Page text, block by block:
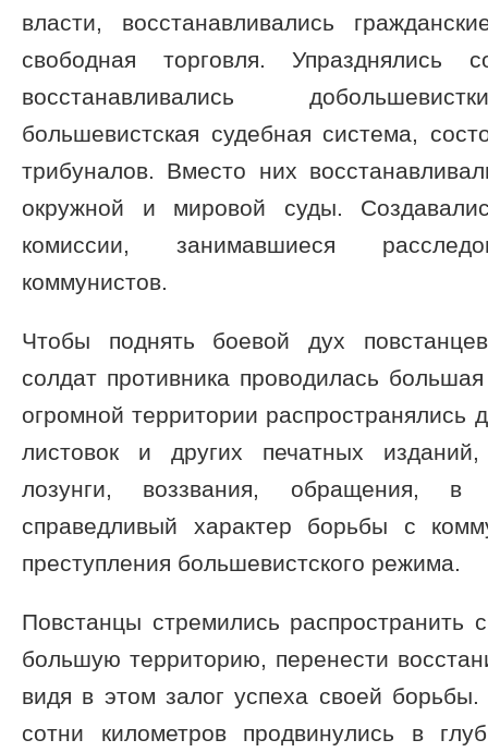
власти, восстанавливались
свободная торговля. Упразднялись
восстанавливались
большевистская судебная система,
трибуналов. Вместо них
окружной и мировой суды.
комиссии, занимавшиеся
коммунистов.
Чтобы поднять боевой дух
солдат противника проводилась
огромной территории распространялись
листовок и других печатных
лозунги, воззвания, обращения, в
справедливый характер борьбы с
преступления большевистского режима.
Повстанцы стремились распространить
большую территорию, перенести
видя в этом залог успеха своей
сотни километров продвинулись в